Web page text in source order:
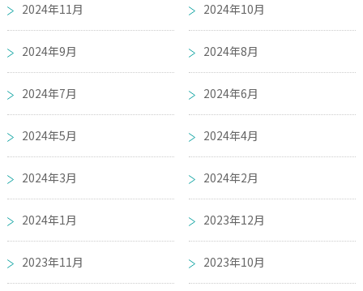
2024年11月 2024年10月
2024年9月 2024年8月
2024年7月 2024年6月
2024年5月 2024年4月
2024年3月 2024年2月
2024年1月 2023年12月
2023年11月 2023年10月